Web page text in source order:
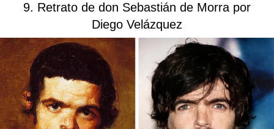
9. Retrato de don Sebastián de Morra por
Diego Velázquez